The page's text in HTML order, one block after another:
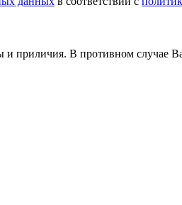
приличия. В противном случае